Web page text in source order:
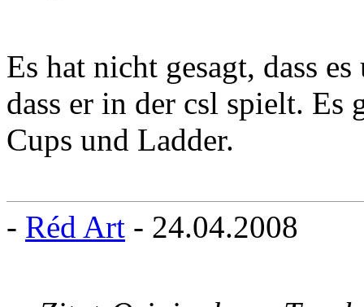
Es hat nicht gesagt, dass
dass er in der csl spielt. Es
Cups und Ladder.
- Réd Art - 24.04.2008